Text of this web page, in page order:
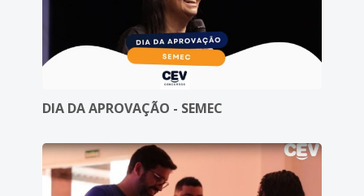
DIA DA APROVAÇÃO - SEMEC